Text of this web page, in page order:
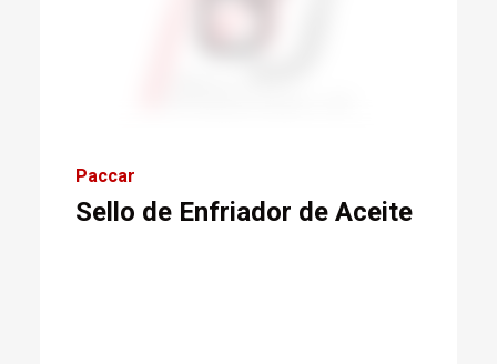
Paccar
Sello de Enfriador de Aceite